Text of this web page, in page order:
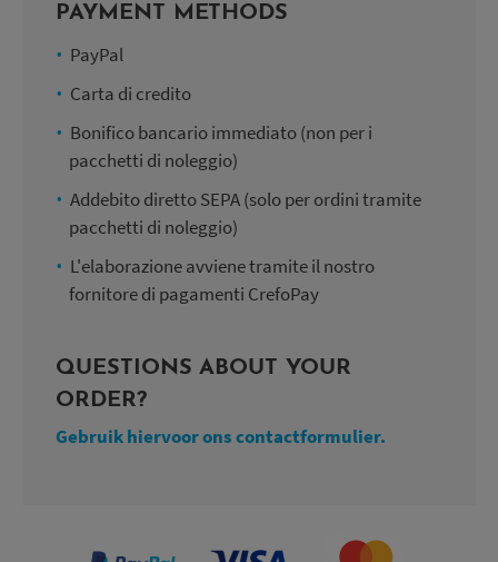
PAYMENT METHODS
PayPal
Carta di credito
Bonifico bancario immediato (non per i
pacchetti di noleggio)
Addebito diretto SEPA (solo per ordini tramite
pacchetti di noleggio)
L'elaborazione avviene tramite il nostro
fornitore di pagamenti CrefoPay
QUESTIONS ABOUT YOUR
ORDER?
Gebruik hiervoor ons contactformulier.